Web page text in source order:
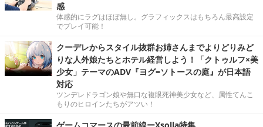
感
体感的にラグはほぼ無し。グラフィックスはもちろん最高設定
でプレイ可能！
クーデレからスタイル抜群お姉さんまでよりどりみど
りな人外娘たちとホテル経営しよう！「クトゥルフ×美
少女」テーマのADV『ヨグ=ソトースの庭』が日本語
対応
ツンデレドラゴン娘や無口な複眼死神美少女など、属性てんこ
もりのヒロインたちがアツい！
ゲームコマースの最前線ーXsolla特集